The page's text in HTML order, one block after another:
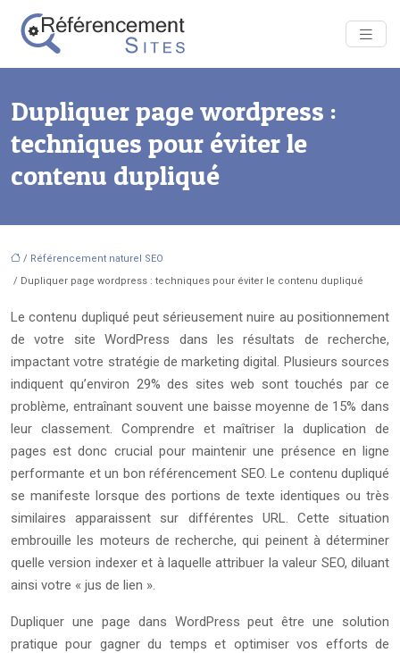
Dupliquer page wordpress :
techniques pour éviter le
contenu dupliqué
/ Référencement naturel SEO
/ Dupliquer page wordpress : techniques pour éviter le contenu dupliqué
Le contenu dupliqué peut sérieusement nuire au positionnement
de votre site WordPress dans les résultats de recherche,
impactant votre stratégie de marketing digital. Plusieurs sources
indiquent qu’environ 29% des sites web sont touchés par ce
problème, entraînant souvent une baisse moyenne de 15% dans
leur classement. Comprendre et maîtriser la duplication de
pages est donc crucial pour maintenir une présence en ligne
performante et un bon référencement SEO. Le contenu dupliqué
se manifeste lorsque des portions de texte identiques ou très
similaires apparaissent sur différentes URL. Cette situation
embrouille les moteurs de recherche, qui peinent à déterminer
quelle version indexer et à laquelle attribuer la valeur SEO, diluant
ainsi votre « jus de lien ».
Dupliquer une page dans WordPress peut être une solution
pratique pour gagner du temps et optimiser vos efforts de